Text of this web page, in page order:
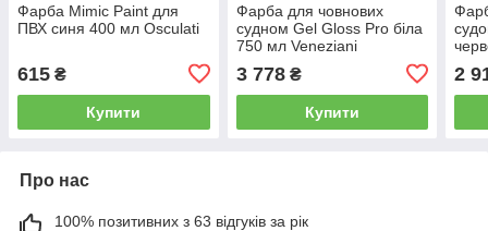
Фарба Mimic Paint для
ПВХ синя 400 мл Osculati
615 ₴
Купити
Фарба для човнових
судном Gel Gloss Pro біла
750 мл Veneziani
3 778₴
Купити
2
Про нас
100% позитивних з 63 відгуків за рік